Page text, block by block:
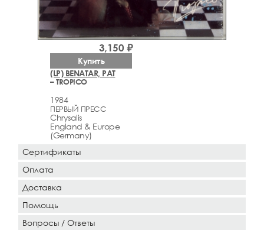
(LP) BENATAR, PAT
– TROPICO
1984
ПЕРВЫЙ ПРЕСС
Chrysalis
England & Europe
(Germany)
3,150 ₽
Купить
Сертификаты
Оплата
Доставка
Помощь
Вопросы / Ответы